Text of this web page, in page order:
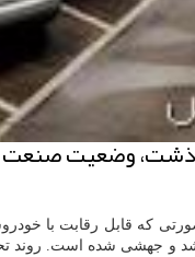
وضعیت صنعت
خودروسازی در دنیا تبدیل گردد به
رشد و جهشی شده است. روند